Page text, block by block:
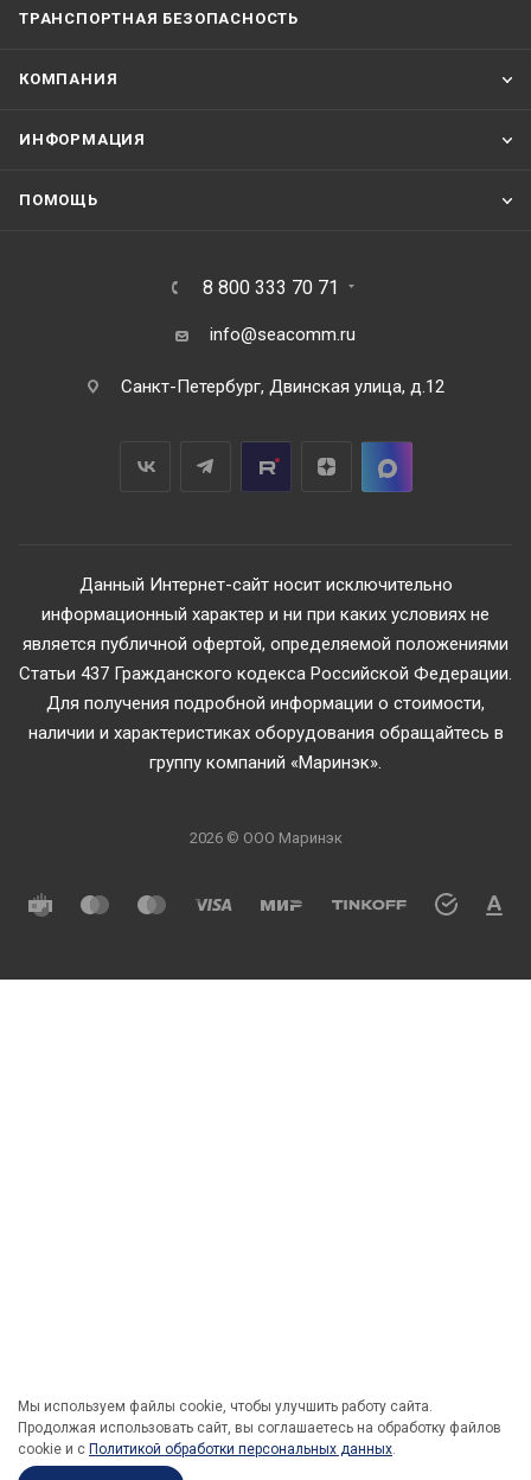
ТРАНСПОРТНАЯ БЕЗОПАСНОСТЬ
КОМПАНИЯ
ИНФОРМАЦИЯ
ПОМОЩЬ
8 800 333 70 71
info@seacomm.ru
Санкт-Петербург, Двинская улица, д.12
Данный Интернет-сайт носит исключительно
информационный характер и ни при каких условиях не
является публичной офертой, определяемой положениями
Статьи 437 Гражданского кодекса Российской Федерации.
Для получения подробной информации о стоимости,
наличии и характеристиках оборудования обращайтесь в
группу компаний «Маринэк».
2026 © ООО Маринэк
Мы используем файлы cookie, чтобы улучшить работу сайта.
Продолжая использовать сайт, вы соглашаетесь на обработку файлов
cookie и c Политикой обработки персональных данных.